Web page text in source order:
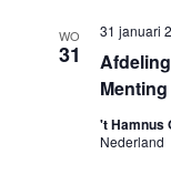
WO
31
Menting
31 januari
't Hamnus
Nederland